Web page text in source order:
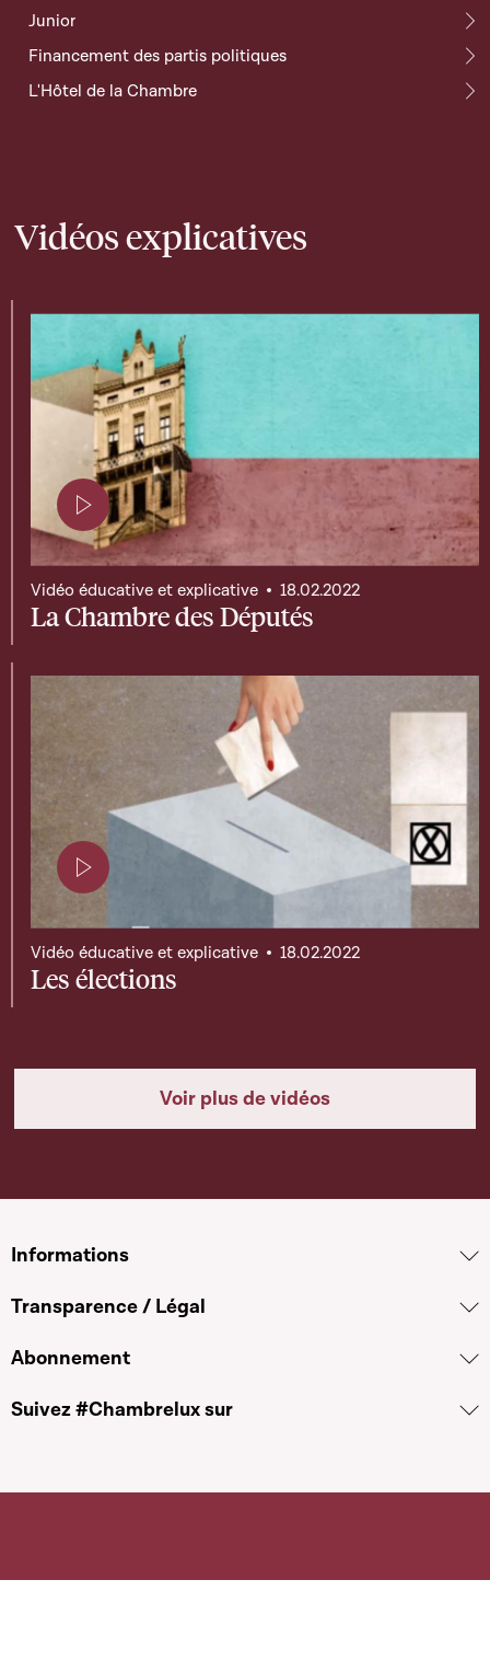
Junior
Financement des partis politiques
L'Hôtel de la Chambre
Vidéos explicatives
Page contenant une vidéo
La Chambre des Députés
Vidéo éducative et explicative 18.02.2022
Les élections
Vidéo éducative et explicative 18.02.2022
Voir plus de vidéos
Informations
Transparence / Légal
Abonnement
Suivez #Chambrelux sur